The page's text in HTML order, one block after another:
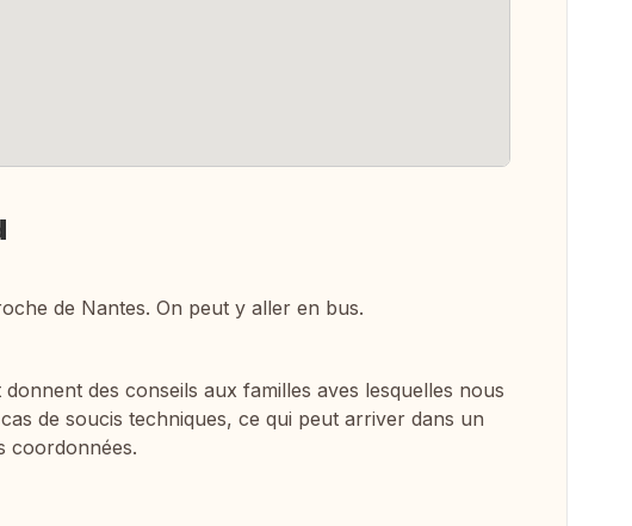
de Nantes. On peut y aller en bus.
des conseils aux familles aves lesquelles nous
de soucis techniques, ce qui peut arriver dans un
coordonnées.